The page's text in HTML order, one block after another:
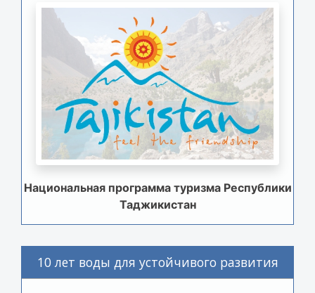
Национальная программа туризма Республики
Таджикистан
10 лет воды для устойчивого развития